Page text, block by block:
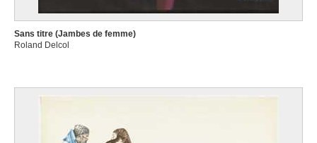
Sans titre (Jambes de femme)
Roland Delcol